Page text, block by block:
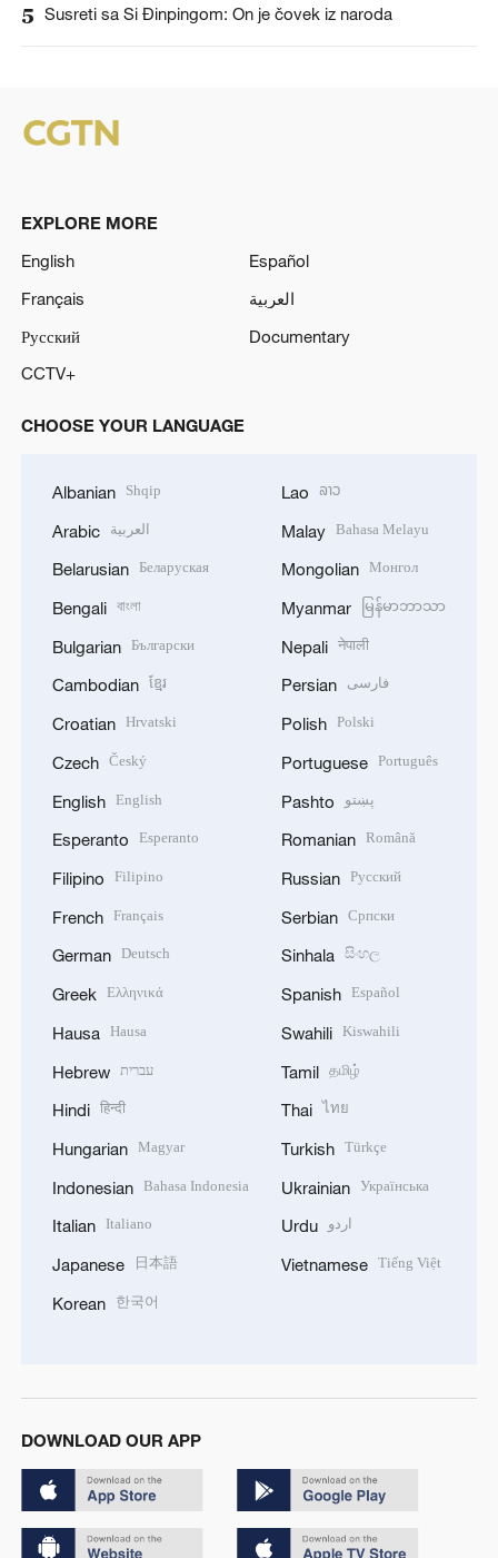
5 Susreti sa Si Đinpingom: On je čovek iz naroda
EXPLORE MORE
English
Español
Français
العربية
Русский
Documentary
CCTV+
CHOOSE YOUR LANGUAGE
Albanian Shqip
Arabic العربية
Belarusian Беларуская
Bengali বাংলা
Bulgarian Български
Cambodian ខ្មែរ
Croatian Hrvatski
Czech Český
English English
Esperanto Esperanto
Filipino Filipino
French Français
German Deutsch
Greek Ελληνικά
Hausa Hausa
Hebrew עברית
Hindi हिन्दी
Hungarian Magyar
Indonesian Bahasa Indonesia
Italian Italiano
Japanese 日本語
Korean 한국어
Lao ລາວ
Malay Bahasa Melayu
Mongolian Монгол
Myanmar မြန်မာဘာသာ
Nepali नेपाली
Persian فارسی
Polish Polski
Portuguese Português
Pashto پښتو
Romanian Română
Russian Русский
Serbian Српски
Sinhala සිංහල
Spanish Español
Swahili Kiswahili
Tamil தமிழ்
Thai ไทย
Turkish Türkçe
Ukrainian Українська
Urdu اردو
Vietnamese Tiếng Việt
DOWNLOAD OUR APP